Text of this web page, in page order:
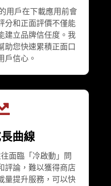
用戶在下載應用前會
分和正面評價不僅能
建立品牌信任度。我
助您快速累積正面口
戶信心。
曲線
面臨「冷啟動」問
評論，難以獲得商店
量提升服務，可以快